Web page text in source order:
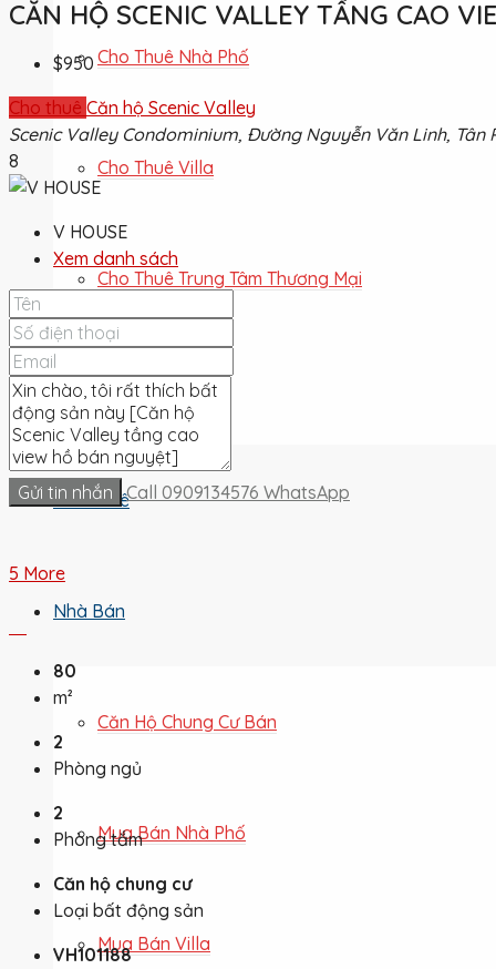
Cho Thuê Nhà Phố
Cho Thuê Villa
Cho Thuê Trung Tâm Thương Mại
Cho Thuê Đất
Cho Thuê
Nhà Bán
Căn Hộ Chung Cư Bán
Mua Bán Nhà Phố
Mua Bán Villa
CĂN HỘ SCENIC VALLEY TẦNG CAO
$950
Cho thuê Căn hộ Scenic Valley
Scenic Valley Condominium, Đường Nguyễn Văn Linh, Tân
8
V HOUSE
Xem danh sách
Gửi tin nhắn Call 0909134576 WhatsApp
5 More
80
m²
2
Phòng ngủ
2
Phòng tắm
Căn hộ chung cư
Loại bất động sản
VH101188